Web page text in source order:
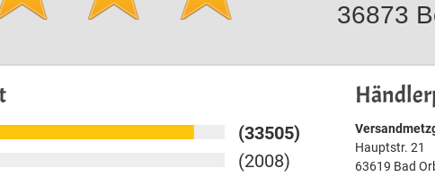
36873
(33505)
(2008)
Hauptstr. 21
63619 Bad